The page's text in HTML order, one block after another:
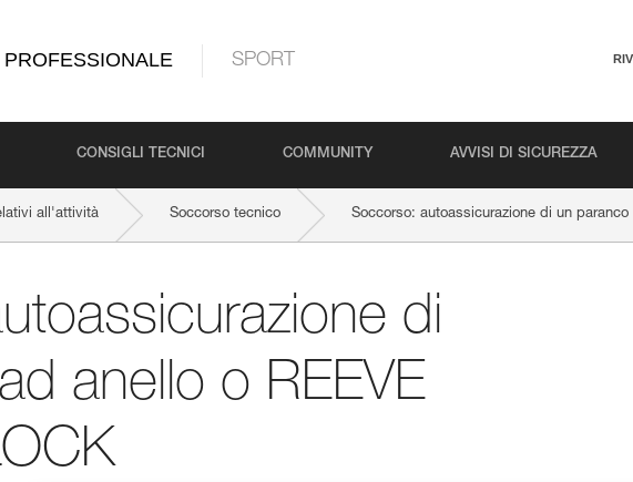
PROFESSIONALE SPORT
CONSIGLI TECNICI COMMUNITY AVVISI DI SICUREZZA
all'attività Soccorso tecnico Soccorso: autoassicurazione di un
di
anello o REEVE